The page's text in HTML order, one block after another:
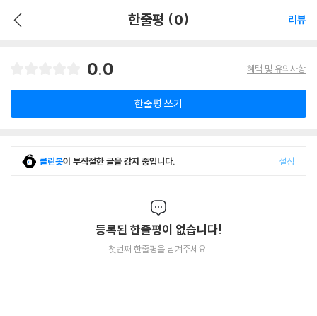
한줄평 (0) 리뷰
0.0 혜택 및 유의사항
한줄평 쓰기
클린봇이 부적절한 글을 감지 중입니다. 설정
등록된 한줄평이 없습니다!
첫번째 한줄평을 남겨주세요.